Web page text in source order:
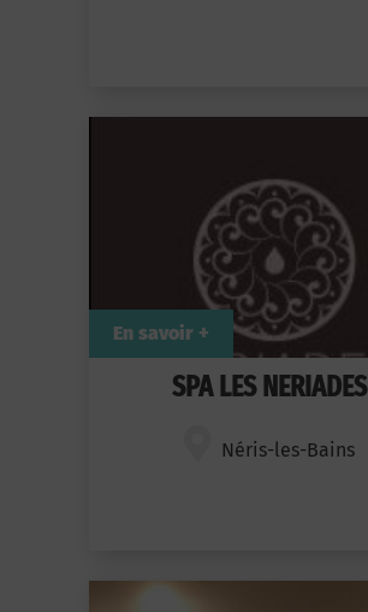
SPA LES NERIADES
Néris-les-Bains
En savoir +